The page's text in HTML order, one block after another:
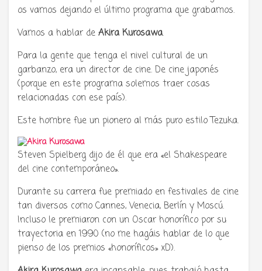
os vamos dejando el último programa que grabamos.
Vamos a hablar de Akira Kurosawa.
Para la gente que tenga el nivel cultural de un
garbanzo, era un director de cine. De cine japonés
(porque en este programa solemos traer cosas
relacionadas con ese país).
Este hombre fue un pionero al más puro estilo Tezuka.
Steven Spielberg dijo de él que era «el Shakespeare
del cine contemporáneo».
Durante su carrera fue premiado en festivales de cine
tan diversos como Cannes, Venecia, Berlín y Moscú.
Incluso le premiaron con un Oscar honorífico por su
trayectoria en 1990 (no me hagáis hablar de lo que
pienso de los premios «honoríficos» xD).